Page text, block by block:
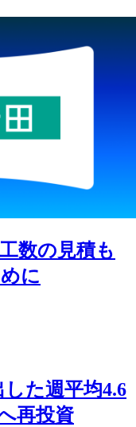
数の見積も
に
た週平均4.6
再投資